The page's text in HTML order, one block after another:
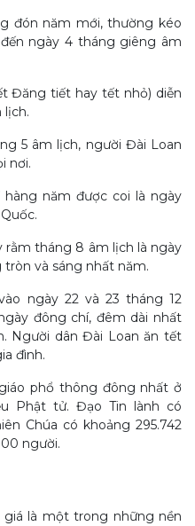
đón năm mới, thường kéo
ngày 4 tháng giêng âm
Đăng tiết hay tết nhỏ) diễn
lịch.
5 âm lịch, người Đài Loan
nơi.
năm được coi là ngày
rằm tháng 8 âm lịch là ngày
và sáng nhất năm.
ngày 22 và 23 tháng 12
đông chí, đêm dài nhất
Người dân Đài Loan ăn tết
đình.
phổ thông đông nhất ở
Phật tử. Đạo Tin lành có
Chúa có khoảng 295.742
người.
giá là một trong những nền